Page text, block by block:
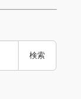
検索